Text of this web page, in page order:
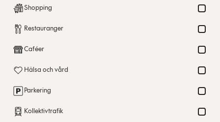
Shopping
Restauranger
Caféer
Hälsa och vård
Parkering
Kollektivtrafik